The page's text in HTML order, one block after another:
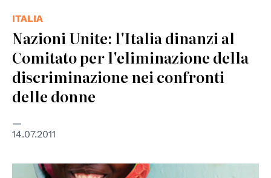
ITALIA
Nazioni Unite: l'Italia dinanzi al
Comitato per l'eliminazione della
discriminazione nei confronti
delle donne
14.07.2011